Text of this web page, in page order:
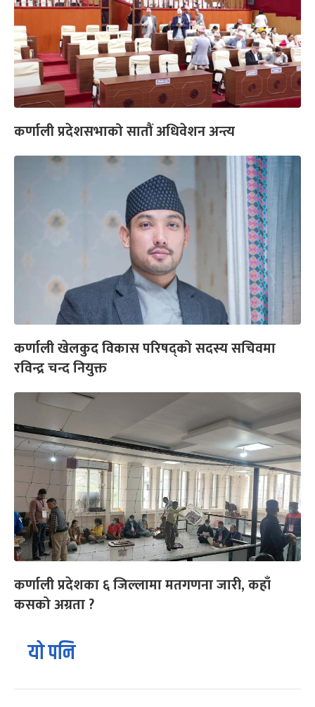
कर्णाली प्रदेशसभाको सातौं अधिवेशन अन्त्य
कर्णाली खेलकुद विकास परिषद्को सदस्य सचिवमा
रविन्द्र चन्द नियुक्त
कर्णाली प्रदेशका ६ जिल्लामा मतगणना जारी, कहाँ
कसको अग्रता ?
यो पनि